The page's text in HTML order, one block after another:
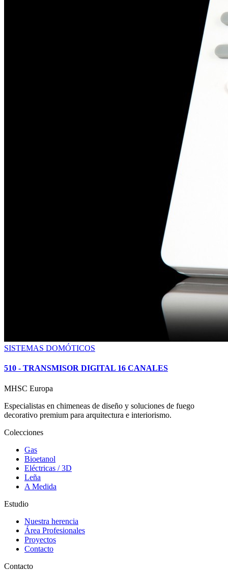
SISTEMAS DOMÓTICOS
510 - TRANSMISOR DIGITAL 16 CANALES
MHSC Europa
Especialistas en chimeneas de diseño y soluciones de fuego
decorativo premium para arquitectura e interiorismo.
Colecciones
Gas
Bioetanol
Eléctricas / 3D
Leña
A Medida
Estudio
Nuestra herencia
Área Profesionales
Proyectos
Contacto
Contacto